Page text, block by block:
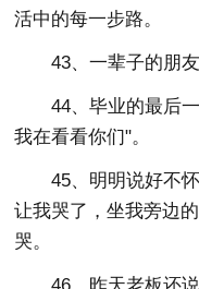
活中的每一步路。
43、一辈子的朋
44、毕业的最后
我在看看你们"。
45、明明说好不
让我哭了，坐我旁边
哭。